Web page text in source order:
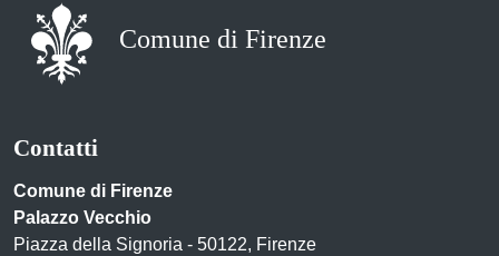
Comune di Firenze
Contatti
Comune di Firenze
Palazzo Vecchio
Piazza della Signoria - 50122, Firenze